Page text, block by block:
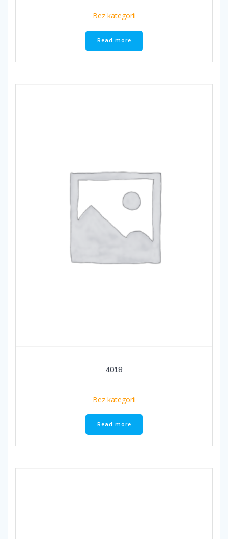
Bez kategorii
Read more
4018
Bez kategorii
Read more